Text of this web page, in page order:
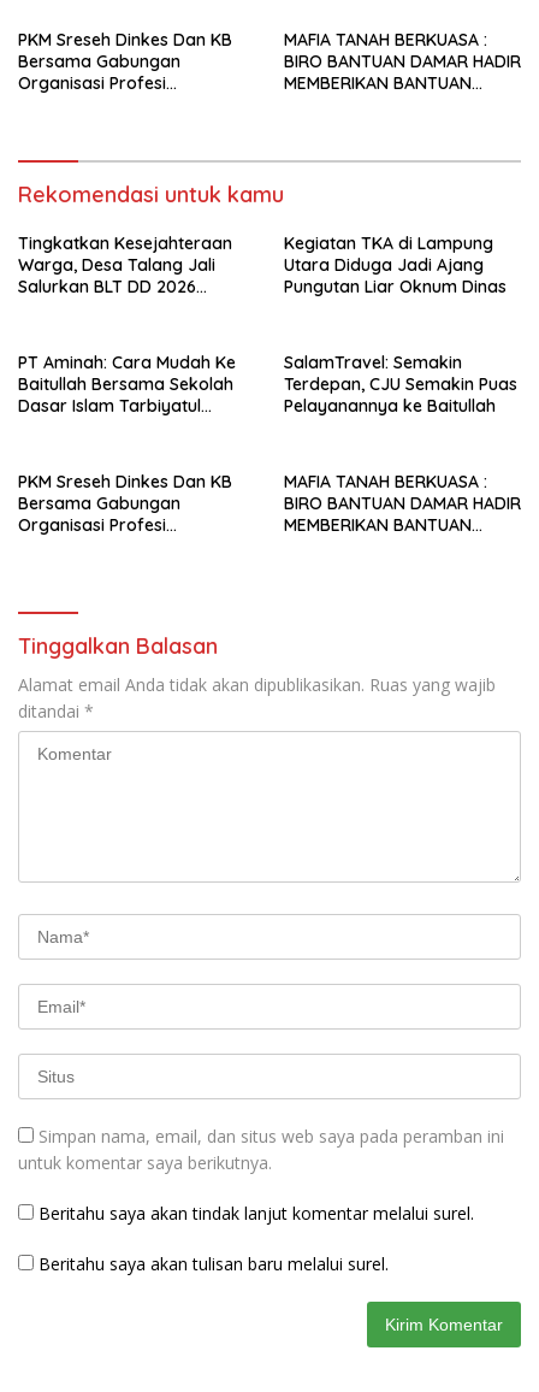
PKM Sreseh Dinkes Dan KB
Bersama Gabungan
Organisasi Profesi
MAFIA TANAH BERKUASA :
BIRO BANTUAN DAMAR HADIR
MEMBERIKAN BANTUAN
Rekomendasi untuk kamu
Tingkatkan Kesejahteraan
Warga, Desa Talang Jali
Salurkan BLT DD 2026
Kegiatan TKA di Lampung
Utara Diduga Jadi Ajang
Pungutan Liar Oknum Dinas
PT Aminah: Cara Mudah Ke
Baitullah Bersama Sekolah
Dasar Islam Tarbiyatul
SalamTravel: Semakin
Terdepan, CJU Semakin Puas
Pelayanannya ke Baitullah
PKM Sreseh Dinkes Dan KB
Bersama Gabungan
Organisasi Profesi
Tahun 2025
MAFIA TANAH BERKUASA :
BIRO BANTUAN DAMAR HADIR
MEMBERIKAN BANTUAN
Tinggalkan Balasan
Alamat email Anda tidak akan dipublikasikan. Ruas yang wajib
ditandai *
Simpan nama, email, dan situs web saya pada peramban ini
untuk komentar saya berikutnya.
Beritahu saya akan tindak lanjut komentar melalui surel.
Beritahu saya akan tulisan baru melalui surel.